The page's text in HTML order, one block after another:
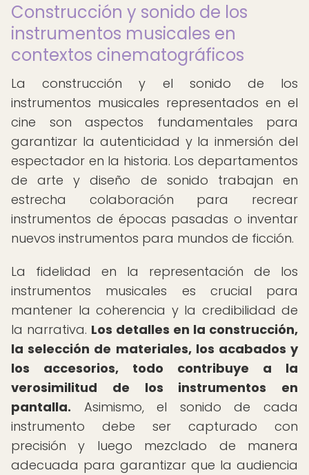
Construcción y sonido de los
instrumentos musicales en
contextos cinematográficos
La construcción y el sonido de los
instrumentos musicales representados en el
cine son aspectos fundamentales para
garantizar la autenticidad y la inmersión del
espectador en la historia. Los departamentos
de arte y diseño de sonido trabajan en
estrecha colaboración para recrear
instrumentos de épocas pasadas o inventar
nuevos instrumentos para mundos de ficción.
La fidelidad en la representación de los
instrumentos musicales es crucial para
mantener la coherencia y la credibilidad de
la narrativa. Los detalles en la construcción,
la selección de materiales, los acabados y
los accesorios, todo contribuye a la
verosimilitud de los instrumentos en
pantalla. Asimismo, el sonido de cada
instrumento debe ser capturado con
precisión y luego mezclado de manera
adecuada para garantizar que la audiencia